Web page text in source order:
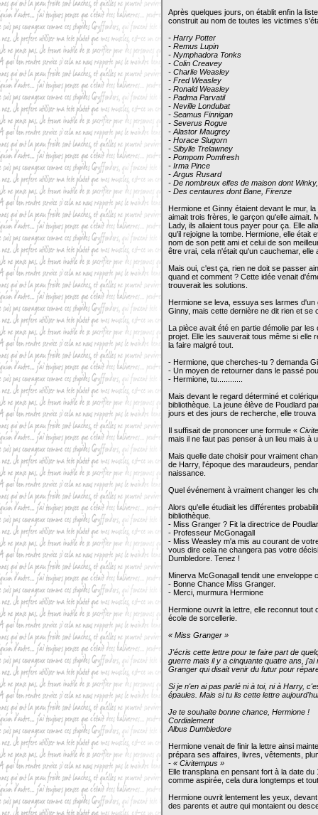
Après quelques jours, on établit enfin la
construit au nom de toutes les victimes
- Harry Potter
- Remus Lupin
- Nymphadora Tonks
- Colin Creavey
- Charlie Weasley
- Fred Weasley
- Ronald Weasley
- Padma Parvatil
- Neville Londubat
- Seamus Finnigan
- Severus Rogue
- Alastor Maugrey
- Horace Slugorn
- Sibylle Trelawney
- Pompom Pomfresh
- Irma Pince
- Argus Rusard
- De nombreux elfes de maison dont
- Des centaures dont Bane, Firenze
Hermione et Ginny étaient devant le mur,
aimait trois frères, le garçon qu'elle aimait.
Lady, ils allaient tous payer pour ça. Elle
qu'il rejoigne la tombe. Hermione, elle était
nom de son petit ami et celui de son
être vrai, cela n'était qu'un cauchemar,
Mais oui, c'est ça, rien ne doit se passer
quand et comment ? Cette idée venait
trouverait les solutions.
Hermione se leva, essuya ses larmes
Ginny, mais cette dernière ne dit rien et se
La pièce avait été en partie démolie par
projet. Elle les sauverait tous même si elle
la faire malgré tout.
- Hermione, que cherches-tu ? demanda
- Un moyen de retourner dans le passé
- Hermione, tu............
Mais devant le regard déterminé et
bibliothèque. La jeune élève de Poudlard
jours et des jours de recherche, elle
Il suffisait de prononcer une formule «
mais il ne faut pas penser à un lieu mais à
Mais quelle date choisir pour vraiment
de Harry, l'époque des maraudeurs,
naissance.
Quel événement à vraiment changer les
Alors qu'elle étudiait les différentes
bibliothèque.
- Miss Granger ? Fit la directrice de
- Professeur McGonagall
- Miss Weasley m'a mis au courant de
vous dire cela ne changera pas votre
Dumbledore. Tenez !
Minerva McGonagall tendit une enveloppe
- Bonne Chance Miss Granger.
- Merci, murmura Hermione
Hermione ouvrit la lettre, elle reconnut
école de sorcellerie.
« Miss Granger »
J'écris cette lettre pour te faire part de
guerre mais il y a cinquante quatre ans,
Granger qui disait venir du futur pour
Si je n'en ai pas parlé ni à toi, ni à Harry,
épaules. Mais si tu lis cette lettre
Je te souhaite bonne chance, Hermione !
Cordialement
Albus Dumbledore
Hermione venait de finir la lettre ainsi
prépara ses affaires, livres, vêtements,
- « Civitempus »
Elle transplana en pensant fort à la date
comme aspirée, cela dura longtemps et
Hermione ouvrit lentement les yeux,
des parents et autre qui montaient ou